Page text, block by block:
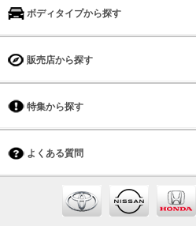
ボディタイプから探す
販売店から探す
特集から探す
よくある質問